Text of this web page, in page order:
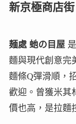
新京極商店
麺處 虵の目屋是
麵與現代創意完
麵條Q彈滑順，
歡迎。曾獲米其
價也高，是拉麵